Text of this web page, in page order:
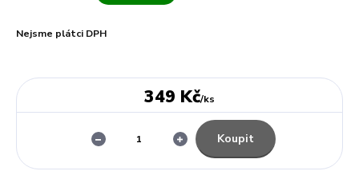
Nejsme plátci DPH
349 Kč/ks
Koupit